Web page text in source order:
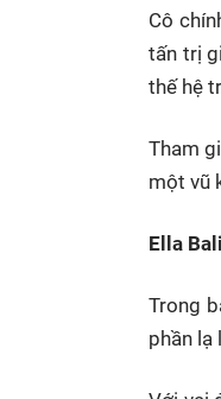
Cô
tấn trị
thế hệ
Tham
một vũ
Ella
Trong
phần lạ